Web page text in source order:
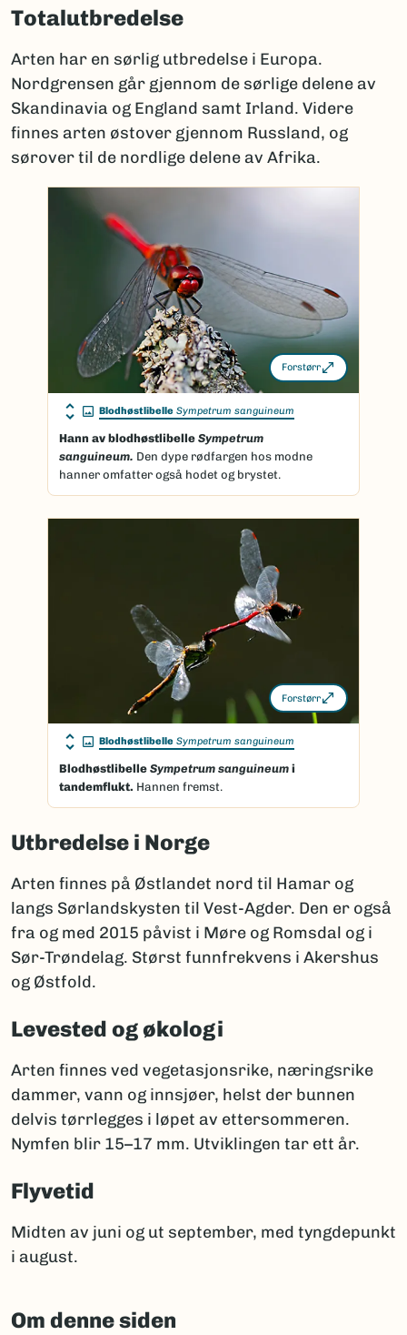
Totalutbredelse
Arten har en sørlig utbredelse i Europa.
Nordgrensen går gjennom de sørlige delene av
Skandinavia og England samt Irland. Videre
finnes arten østover gjennom Russland, og
sørover til de nordlige delene av Afrika.
Forstørr
Blodhøstlibelle Sympetrum sanguineum
Hann av blodhøstlibelle Sympetrum
sanguineum. Den dype rødfargen hos modne
hanner omfatter også hodet og brystet.
Forstørr
Blodhøstlibelle Sympetrum sanguineum
Blodhøstlibelle Sympetrum sanguineum i
tandemflukt. Hannen fremst.
Utbredelse i Norge
Arten finnes på Østlandet nord til Hamar og
langs Sørlandskysten til Vest-Agder. Den er også
fra og med 2015 påvist i Møre og Romsdal og i
Sør-Trøndelag. Størst funnfrekvens i Akershus
og Østfold.
Levested og økologi
Arten finnes ved vegetasjonsrike, næringsrike
dammer, vann og innsjøer, helst der bunnen
delvis tørrlegges i løpet av ettersommeren.
Nymfen blir 15–17 mm. Utviklingen tar ett år.
Flyvetid
Midten av juni og ut september, med tyngdepunkt
i august.
Om denne siden